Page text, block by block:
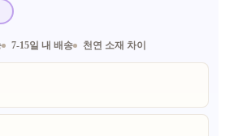
7-15일 내 배송 천연 소재 차이